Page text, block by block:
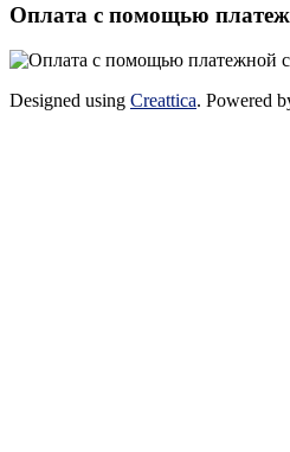
Оплата с помощью
Designed using Creattica. Powered